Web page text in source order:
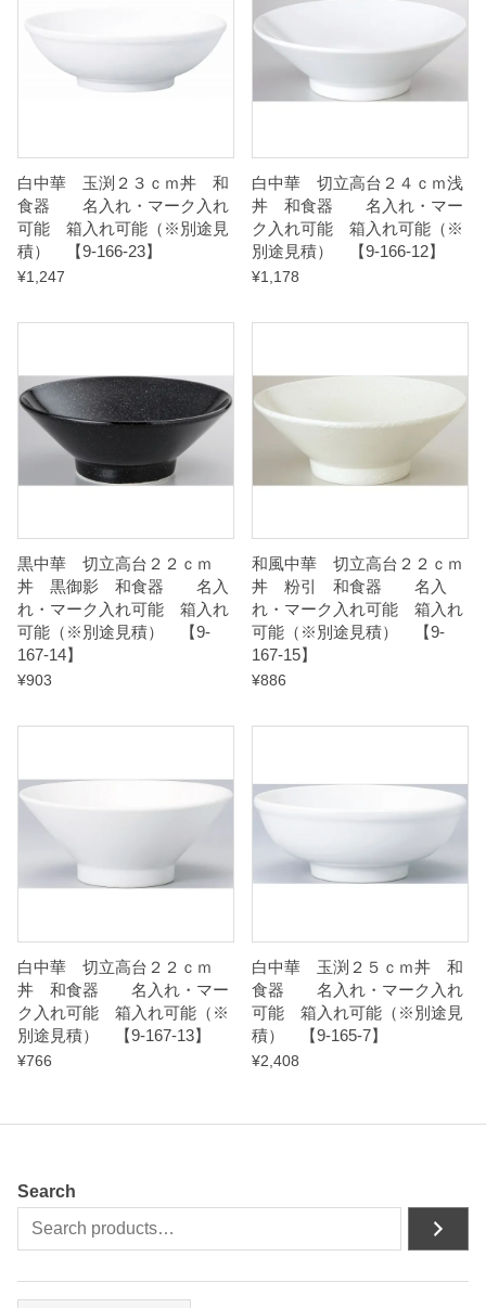
箱
入
れ
※
別
見
）
【
9
-
6
-
a
n
t
i
t
白中華 玉渕２３ｃｍ丼 和
食器 名入れ・マーク入れ
可能 箱入れ可能（※別途見
積） 【9-166-23】
¥1,247
白中華 切立高台２４ｃｍ浅
丼 和食器 名入れ・マー
ク入れ可能 箱入れ可能（※
別途見積） 【9-166-12】
¥1,178
黒中華 切立高台２２ｃｍ
丼 黒御影 和食器 名入
れ・マーク入れ可能 箱入れ
可能（※別途見積） 【9-
167-14】
¥903
和風中華 切立高台２２ｃｍ
丼 粉引 和食器 名入
れ・マーク入れ可能 箱入れ
可能（※別途見積） 【9-
167-15】
¥886
白中華 切立高台２２ｃｍ
丼 和食器 名入れ・マー
ク入れ可能 箱入れ可能（※
別途見積） 【9-167-13】
¥766
白中華 玉渕２５ｃｍ丼 和
食器 名入れ・マーク入れ
可能 箱入れ可能（※別途見
積） 【9-165-7】
¥2,408
Search